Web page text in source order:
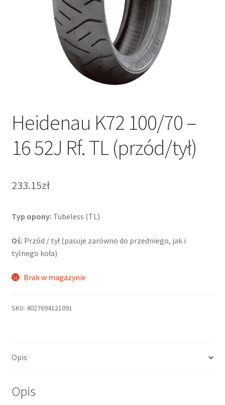
Heidenau K72 100/70 –
16 52J Rf. TL (przód/tył)
233.15zł
Typ opony: Tubeless (TL)
Oś: Przód / tył (pasuje zarówno do przedniego, jak i
tylnego koła)
Brak w magazynie
SKU: 4027694121091
Opis
Opis